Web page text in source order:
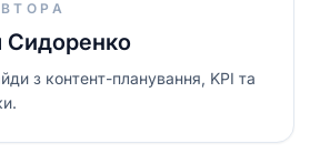
Сидоренко
з контент-планування, KPI та